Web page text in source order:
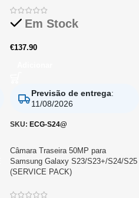
Em Stock
€137.90
Previsão de entrega:
11/08/2026
SKU: ECG-S24@
Câmara Traseira 50MP para
Samsung Galaxy S23/S23+/S24/S25
(SERVICE PACK)